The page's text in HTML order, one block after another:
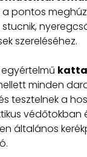
pontos
szereléséhez.
minden
tesztelnek a
védőtokban
általános